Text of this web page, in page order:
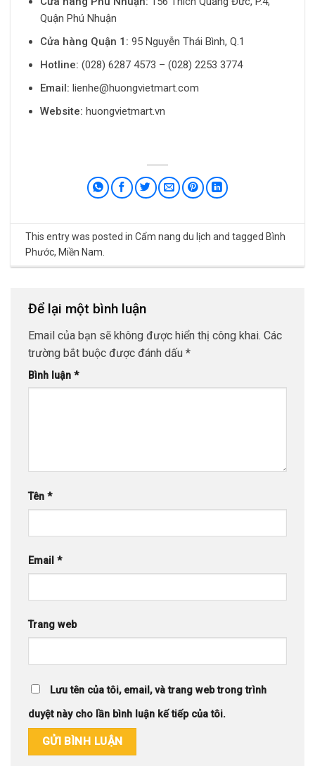
Quận Phú Nhuận
Cửa hàng Quận 1: 95 Nguyễn Thái Bình, Q.1
Hotline: (028) 6287 4573 – (028) 2253 3774
Email: lienhe@huongvietmart.com
Website: huongvietmart.vn
This entry was posted in Cẩm nang du lịch and tagged Bình
Phước, Miền Nam
Để lại một bình luận
Email của bạn sẽ không được hiển thị công khai. Các
trường bắt buộc được đánh dấu *
Bình luận *
Tên *
Email *
Trang web
Lưu tên của tôi, email, và trang web trong trình
duyệt này cho lần bình luận kế tiếp của tôi.